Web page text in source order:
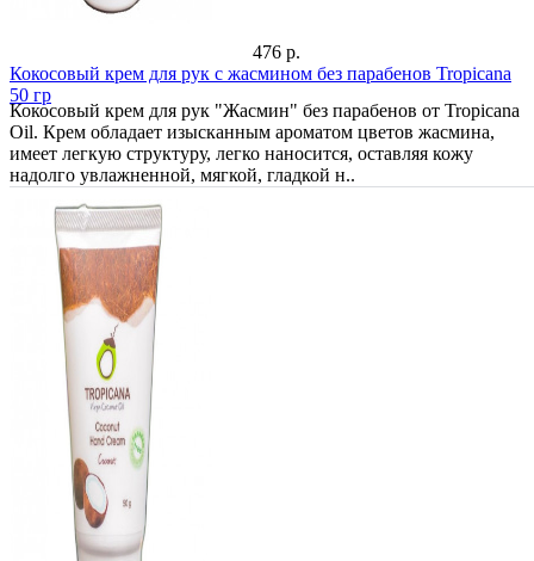
476 р.
Кокосовый крем для рук с жасмином без парабенов Tropicana
50 гр
Кокосовый крем для рук "Жасмин" без парабенов от Tropicana
Oil. Крем обладает изысканным ароматом цветов жасмина,
имеет легкую структуру, легко наносится, оставляя кожу
надолго увлажненной, мягкой, гладкой н..